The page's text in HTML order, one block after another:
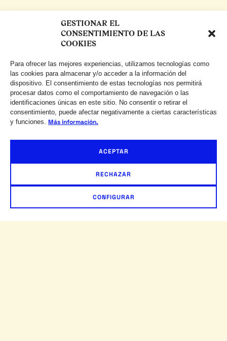
GESTIONAR EL
CONSENTIMIENTO DE LAS
COOKIES
Para ofrecer las mejores experiencias, utilizamos tecnologías como
las cookies para almacenar y/o acceder a la información del
dispositivo. El consentimiento de estas tecnologías nos permitirá
procesar datos como el comportamiento de navegación o las
identificaciones únicas en este sitio. No consentir o retirar el
consentimiento, puede afectar negativamente a ciertas características
y funciones. Más información.
ACEPTAR
RECHAZAR
CONFIGURAR